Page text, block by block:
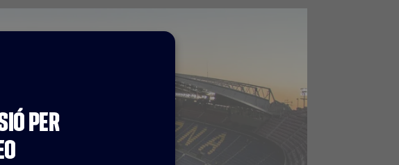
PER